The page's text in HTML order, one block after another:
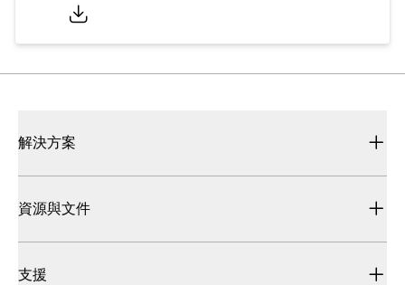
解決方案
資源與文件
支援